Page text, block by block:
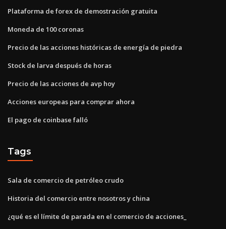
Plataforma de forex de demostración gratuita
Moneda de 100 coronas
Precio de las acciones históricas de energía de piedra
Stock de larva después de horas
Precio de las acciones de avp hoy
Acciones europeas para comprar ahora
El pago de coinbase falló
Tags
Sala de comercio de petróleo crudo
Historia del comercio entre nosotros y china
¿qué es el límite de parada en el comercio de acciones_